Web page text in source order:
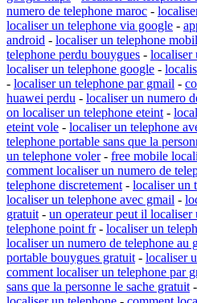
numero de telephone maroc -
localiser un telephone via google -
android - localiser un telephone
telephone perdu bouygues - localiser
localiser un telephone google -
- localiser un telephone par gmail -
huawei perdu - localiser un numero
on localiser un telephone eteint -
eteint vole - localiser un telephone
telephone portable sans que la
un telephone voler- free mobile
comment localiser un numero de
telephone discretement - localiser un
localiser un telephone avec gmail -
gratuit - un operateur peut il localiser
telephone point fr- localiser un
localiser un numero de telephone au
portable bouygues gratuit - localiser
comment localiser un telephone par
sans que la personne le sache gratuit -